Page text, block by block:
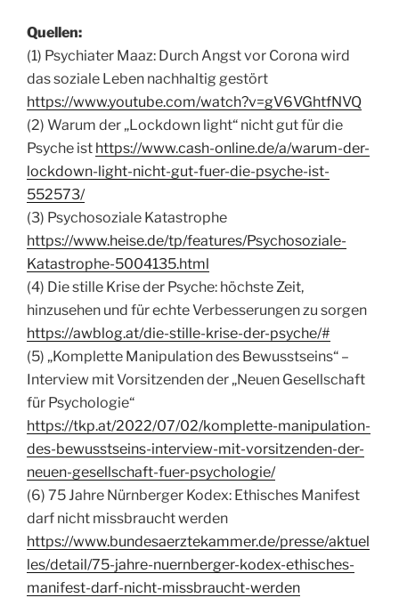
Quellen:
(1) Psychiater Maaz: Durch Angst vor Corona wird
das soziale Leben nachhaltig gestört
https://www.youtube.com/watch?v=gV6VGhtfNVQ
(2) Warum der „Lockdown light“ nicht gut für die
Psyche ist https://www.cash-online.de/a/warum-der-
lockdown-light-nicht-gut-fuer-die-psyche-ist-
552573/
(3) Psychosoziale Katastrophe
https://www.heise.de/tp/features/Psychosoziale-
Katastrophe-5004135.html
(4) Die stille Krise der Psyche: höchste Zeit,
hinzusehen und für echte Verbesserungen zu sorgen
https://awblog.at/die-stille-krise-der-psyche/#
(5) „Komplette Manipulation des Bewusstseins“ –
Interview mit Vorsitzenden der „Neuen Gesellschaft
für Psychologie“
https://tkp.at/2022/07/02/komplette-manipulation-
des-bewusstseins-interview-mit-vorsitzenden-der-
neuen-gesellschaft-fuer-psychologie/
(6) 75 Jahre Nürnberger Kodex: Ethisches Manifest
darf nicht missbraucht werden
https://www.bundesaerztekammer.de/presse/aktuel
les/detail/75-jahre-nuernberger-kodex-ethisches-
manifest-darf-nicht-missbraucht-werden